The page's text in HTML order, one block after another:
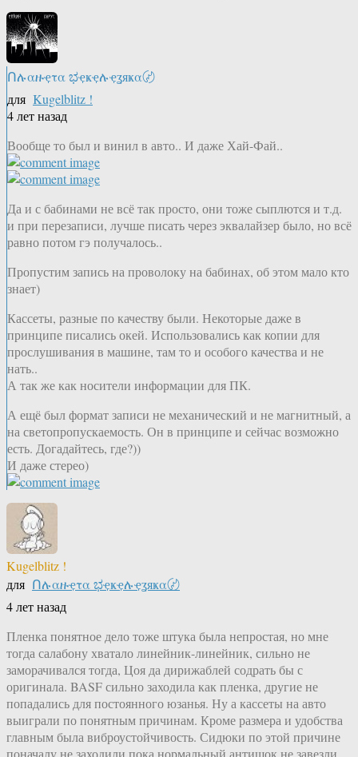
Ոሉαዙҿτα ಭҿҝҿሉҿʓяҝα〄
для Kugelblitz !
4 лет назад
Вообще то был и винил в авто.. И даже Хай-Фай..
Да и с бабинами не всё так просто, они тоже сыплются и т.д.
и при перезаписи, лучше писать через эквалайзер было, но всё
равно потом гэ получалось..
Пропустим запись на проволоку на бабинах, об этом мало кто
знает)
Кассеты, разные по качеству были. Некоторые даже в
принципе писались окей. Использовались как копии для
прослушивания в машине, там то и особого качества и не
нать..
А так же как носители информации для ПК.
А ещё был формат записи не механический и не магнитный, а
на светопропускаемость. Он в принципе и сейчас возможно
есть. Догадайтесь, где?))
И даже стерео)
Kugelblitz !
для Ոሉαዙҿτα ಭҿҝҿሉҿʓяҝα〄
4 лет назад
Пленка понятное дело тоже штука была непростая, но мне
тогда салабону хватало линейник-линейник, сильно не
заморачивался тогда, Цоя да дирижаблей содрать бы с
оригинала. BASF сильно заходила как пленка, другие не
попадались для постоянного юзанья. Ну а кассеты на авто
выиграли по понятным причинам. Кроме размера и удобства
главным была виброустойчивость. Сидюки по этой причине
поначалу не заходили пока нормальный антишок не завезли.